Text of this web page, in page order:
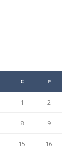
C P
1 2
8 9
15 16